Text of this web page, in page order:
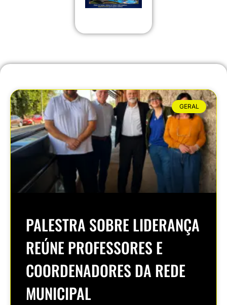
GERAL
PALESTRA SOBRE LIDERANÇA
REÚNE PROFESSORES E
COORDENADORES DA REDE
MUNICIPAL